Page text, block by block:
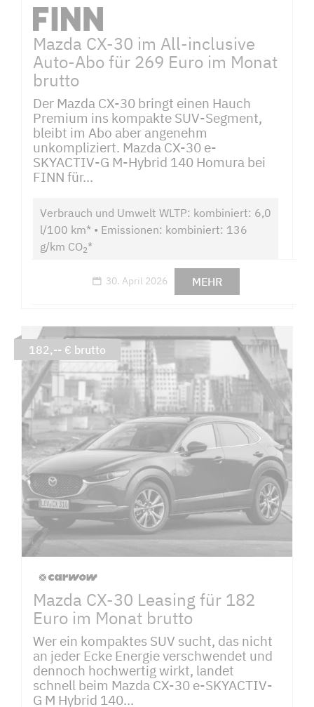
Mazda CX-30 im All-inclusive
Auto-Abo für 269 Euro im Monat
brutto
Der Mazda CX-30 bringt einen Hauch
Premium ins kompakte SUV-Segment,
bleibt im Abo aber angenehm
unkompliziert. Mazda CX-30 e-
SKYACTIV-G M-Hybrid 140 Homura bei
FINN für...
Verbrauch und Umwelt WLTP: kombiniert: 6,0
l/100 km* • Emissionen: kombiniert: 136
g/km CO2*
30. April 2026 MEHR
Mazda CX-30 Leasing für 182
Euro im Monat brutto
Wer ein kompaktes SUV sucht, das nicht
an jeder Ecke Energie verschwendet und
dennoch hochwertig wirkt, landet
schnell beim Mazda CX-30 e-SKYACTIV-
G M Hybrid 140...
182,-- € brutto